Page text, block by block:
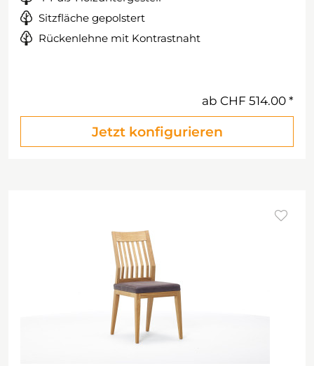
Sitzfläche gepolstert
Rückenlehne mit Kontrastnaht
ab CHF 514.00
Jetzt konfigurieren